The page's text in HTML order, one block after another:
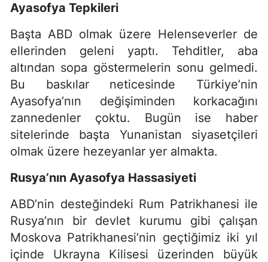
Ayasofya Tepkileri
Başta ABD olmak üzere Helenseverler de
ellerinden geleni yaptı. Tehditler, aba
altından sopa göstermelerin sonu gelmedi.
Bu baskılar neticesinde Türkiye’nin
Ayasofya’nın değişiminden korkacağını
zannedenler çoktu. Bugün ise haber
sitelerinde başta Yunanistan siyasetçileri
olmak üzere hezeyanlar yer almakta.
Rusya’nın Ayasofya Hassasiyeti
ABD’nin desteğindeki Rum Patrikhanesi ile
Rusya’nın bir devlet kurumu gibi çalışan
Moskova Patrikhanesi’nin geçtiğimiz iki yıl
içinde Ukrayna Kilisesi üzerinden büyük